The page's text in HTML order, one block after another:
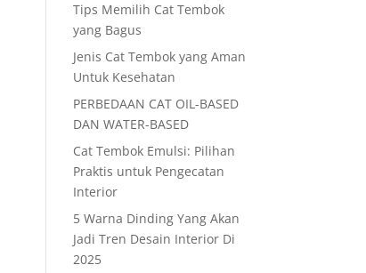
Tips Memilih Cat Tembok
yang Bagus
Jenis Cat Tembok yang Aman
Untuk Kesehatan
PERBEDAAN CAT OIL-BASED
DAN WATER-BASED
Cat Tembok Emulsi: Pilihan
Praktis untuk Pengecatan
Interior
5 Warna Dinding Yang Akan
Jadi Tren Desain Interior Di
2025